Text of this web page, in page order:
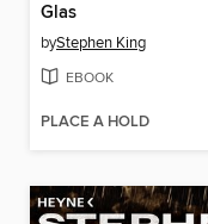
Glas
byStephen King
EBOOK
PLACE A HOLD